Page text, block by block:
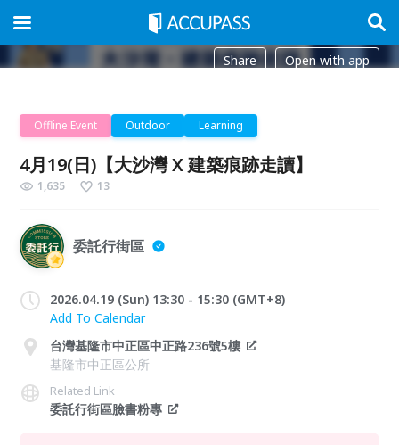
Share Open with app
Offline Event Outdoor Learning
4月19(日)【大沙灣 X 建築痕跡走讀】
1,635 13
委託行街區
2026.04.19 (Sun) 13:30 - 15:30 (GMT+8)
Add To Calendar
台灣基隆市中正區中正路236號5樓
基隆市中正區公所
Related Link
委託行街區臉書粉專